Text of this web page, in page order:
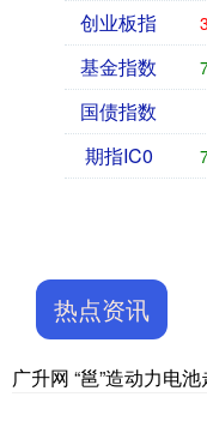
创业板指
基金指数
国债指数
期指IC0
热点资讯
广升网 “邕”造动力电